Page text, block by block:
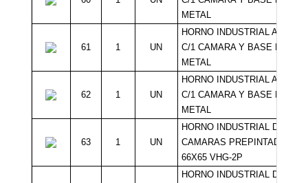
METAL
61 1 UN
HORNO INDUSTRIAL A GAS
C/1 CAMARA Y BASE DE
METAL
62 1 UN
HORNO INDUSTRIAL A GAS
C/1 CAMARA Y BASE DE
METAL
63 1 UN
HORNO INDUSTRIAL DOS
CAMARAS PREPINTADO
66X65 VHG-2P
HORNO INDUSTRIAL DOS